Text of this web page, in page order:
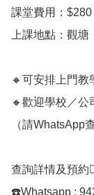
課堂費用：$280
上課地點：觀塘
🔸可安排上門教
🔸歡迎學校／公
（請WhatsApp
查詢詳情及預約
☎️Whatsapp :